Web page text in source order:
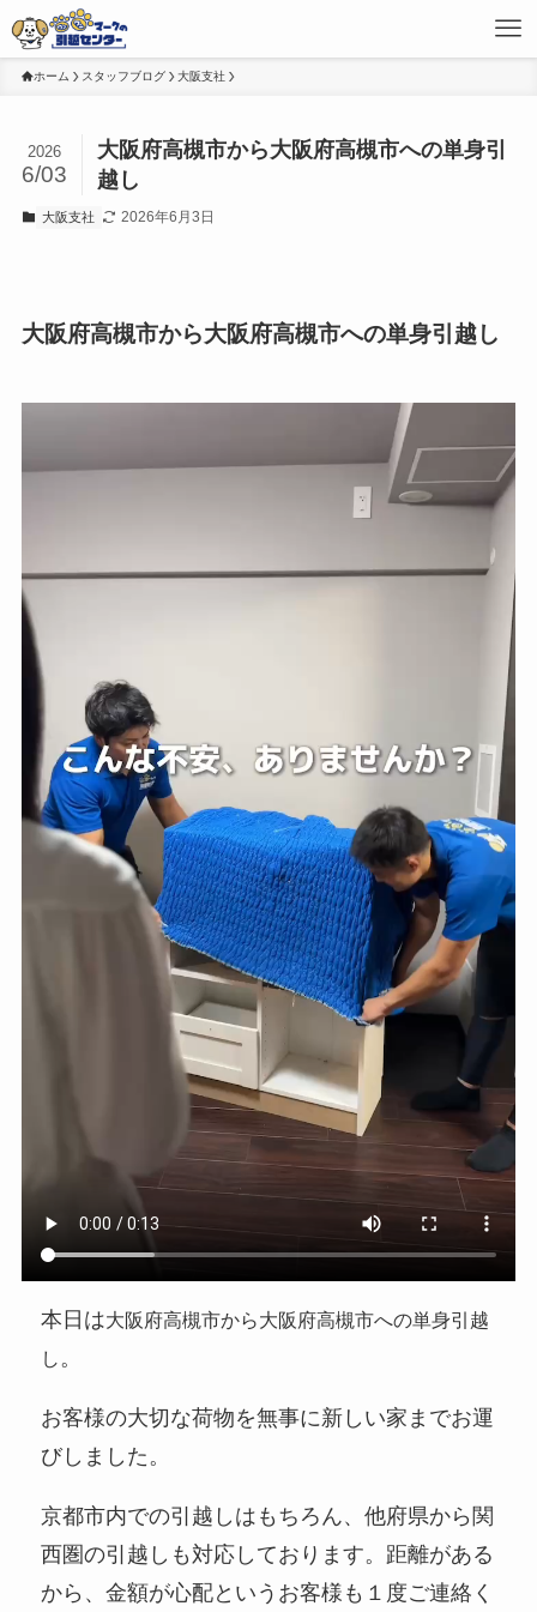
ホーム スタッフブログ 大阪支社
大阪府高槻市から大阪府高槻市への単身引
越し
2026
6/03
大阪支社 2026年6月3日
大阪府高槻市から大阪府高槻市への単身引越し
本日は大阪府高槻市から大阪府高槻市への単身引越
し 。
お客様の大切な荷物を無事に新しい家までお運
びしました。
京都市内での引越しはもちろん、他府県から関
西圏の引越しも対応しております。距離がある
から、金額が心配というお客様も１度ご連絡く